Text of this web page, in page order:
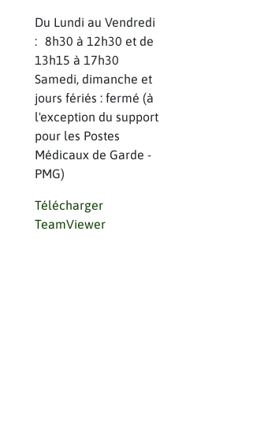
Du Lundi au Vendredi
: 8h30 à 12h30 et de
13h15 à 17h30
Samedi, dimanche et
jours fériés : fermé (à
l'exception du support
pour les Postes
Médicaux de Garde -
PMG)
Télécharger
TeamViewer